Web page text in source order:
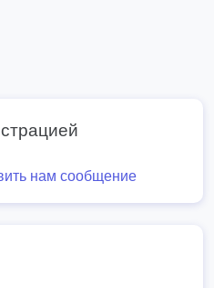
нам сообщение